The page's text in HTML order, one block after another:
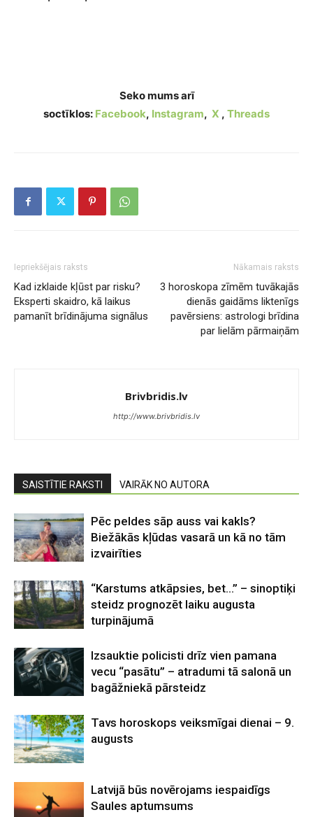
Seko mums arī
soctīklos: Facebook, Instagram, X , Threads
Iepriekšējais raksts
Kad izklaide kļūst par risku?
Eksperti skaidro, kā laikus
pamanīt brīdinājuma signālus
Nākamais raksts
3 horoskopa zīmēm tuvākajās
dienās gaidāms liktenīgs
pavērsiens: astrologi brīdina
par lielām pārmaiņām
Brivbridis.lv
http://www.brivbridis.lv
SAISTĪTIE RAKSTI VAIRĀK NO AUTORA
Pēc peldes sāp auss vai kakls?
Biežākās kļūdas vasarā un kā no tām
izvairīties
“Karstums atkāpsies, bet…” – sinoptiķi
steidz prognozēt laiku augusta
turpinājumā
Izsauktie policisti drīz vien pamana
vecu “pasātu” – atradumi tā salonā un
bagāžniekā pārsteidz
Tavs horoskops veiksmīgai dienai – 9.
augusts
Latvijā būs novērojams iespaidīgs
Saules aptumsums